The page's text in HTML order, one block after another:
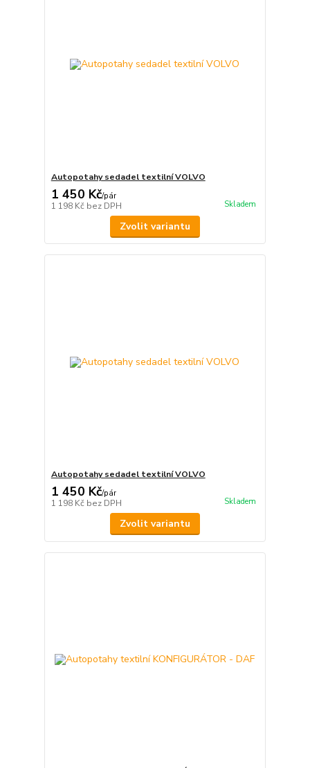
Autopotahy sedadel textilní VOLVO
1 450 Kč/pár
1 198 Kč bez DPH Skladem
Zvolit variantu
Autopotahy sedadel textilní VOLVO
1 450 Kč/pár
1 198 Kč bez DPH Skladem
Zvolit variantu